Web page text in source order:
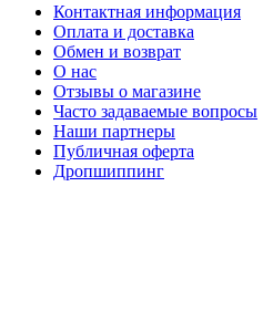
Контактная информация
Оплата и доставка
Обмен и возврат
О нас
Отзывы о магазине
Часто задаваемые вопросы
Наши партнеры
Публичная оферта
Дропшиппинг